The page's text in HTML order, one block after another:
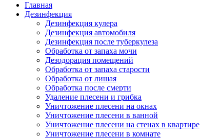
Главная
Дезинфекция
Дезинфекция кулера
Дезинфекция автомобиля
Дезинфекция после туберкулеза
Обработка от запаха мочи
Дезодорация помещений
Обработка от запаха старости
Обработка от лишая
Обработка после смерти
Удаление плесени и грибка
Уничтожение плесени на окнах
Уничтожение плесени в ванной
Уничтожение плесени на стенах в квартире
Уничтожение плесени в комнате